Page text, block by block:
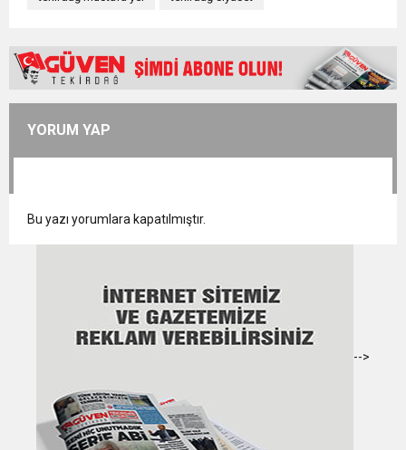
YORUM YAP
Bu yazı yorumlara kapatılmıştır.
-->